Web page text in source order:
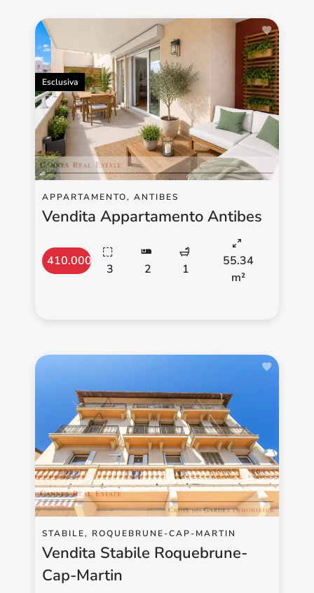
APPARTAMENTO, ANTIBES
Vendita Appartamento Antibes
410.000 €
3 2 1
55.34
m²
Esclusiva
STABILE, ROQUEBRUNE-CAP-MARTIN
Vendita Stabile Roquebrune-
Cap-Martin